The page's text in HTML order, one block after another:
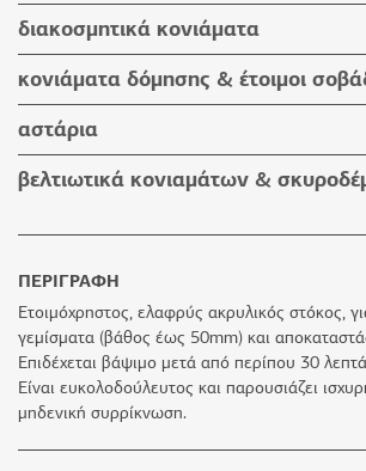
προϊόντα Finoclima®
βοηθητικά υλικά
διακοσμητικά κονιάματα
υδαταπωθητικά έγχρωμα
πατητές τσιμεντοκονίες
προϊόντα εμποτισμού & βερνίκια
κονιάματα δόμησης & έτοιμοι
κονιάματα δόμησης
έτοιμοι σοβάδες
βοηθητικά υλικά
αστάρια
βελτιωτικά κονιαμάτων &
ΠΕΡΙΓΡΑΦΗ
Ετοιμόχρηστος, ελαφρύς ακρυλικός στόκος,
γεμίσματα (βάθος έως 50mm) και
Επιδέχεται βάψιμο μετά από περίπου 30
Είναι ευκολοδούλευτος και παρουσιάζει
μηδενική συρρίκνωση.